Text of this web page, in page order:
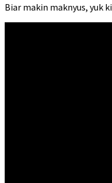
Biar makin maknyus, yuk